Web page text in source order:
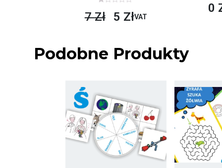
C
E
O
N
7Zł 5 ZłVAT
C
E0
Podobne Produkty